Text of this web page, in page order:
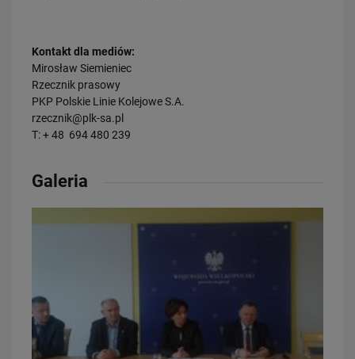
Kontakt dla mediów:
Mirosław Siemieniec
Rzecznik prasowy
PKP Polskie Linie Kolejowe S.A.
rzecznik@plk-sa.pl
T: + 48 694 480 239
Galeria